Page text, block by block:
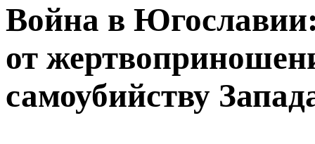
Война в
от
самоубийству